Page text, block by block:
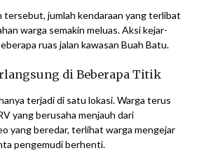
jumlah kendaraan yang terlibat
warga semakin meluas. Aksi kejar-
ruas jalan kawasan Buah Batu.
di Beberapa Titik
terjadi di satu lokasi. Warga terus
yang berusaha menjauh dari
yang beredar, terlihat warga mengejar
pengemudi berhenti.